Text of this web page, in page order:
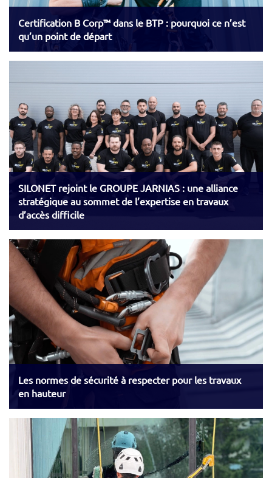
Certification B Corp™ dans le BTP : pourquoi ce n’est
qu’un point de départ
SILONET rejoint le GROUPE JARNIAS : une alliance
stratégique au sommet de l’expertise en travaux
d’accès difficile
Les normes de sécurité à respecter pour les travaux
en hauteur